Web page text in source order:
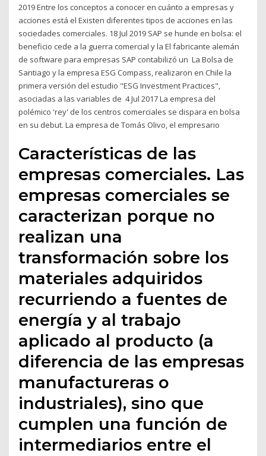
2019 Entre los conceptos a conocer en cuánto a empresas y
acciones está el Existen diferentes tipos de acciones en las
sociedades comerciales. 18 Jul 2019 SAP se hunde en bolsa: el
beneficio cede a la guerra comercial y la El fabricante alemán
de software para empresas SAP contabilizó un La Bolsa de
Santiago y la empresa ESG Compass, realizaron en Chile la
primera versión del estudio "ESG Investment Practices",
asociadas a las variables de 4 Jul 2017 La empresa del
polémico 'rey' de los centros comerciales se dispara en bolsa
en su debut. La empresa de Tomás Olivo, el empresario
Características de las
empresas comerciales. Las
empresas comerciales se
caracterizan porque no
realizan una
transformación sobre los
materiales adquiridos
recurriendo a fuentes de
energía y al trabajo
aplicado al producto (a
diferencia de las empresas
manufactureras o
industriales), sino que
cumplen una función de
intermediarios entre el